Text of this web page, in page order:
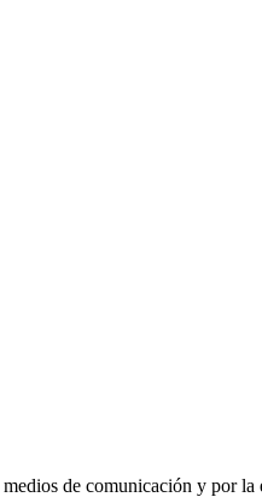
de comunicación y por